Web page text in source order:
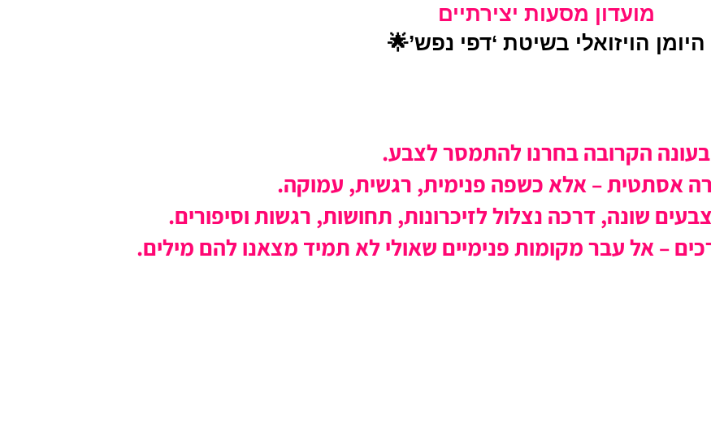
מועדון מסעות יצירתיים
היומן הויזואלי בשיטת ‘דפי נפש’🌟
בעונה הקרובה בחרנו להתמסר לצבע.
אסתטית – אלא כשפה פנימית, רגשית, עמוקה.
שונה, דרכה נצלול לזיכרונות, תחושות, רגשות וסיפורים.
– אל עבר מקומות פנימיים שאולי לא תמיד מצאנו להם מילים.